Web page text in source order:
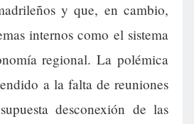
y que, en cambio,
internos como el sistema
regional. La polémica
a la falta de reuniones
desconexión de las